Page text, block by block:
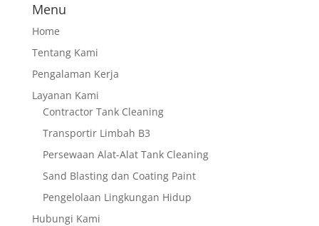
Menu
Home
Tentang Kami
Pengalaman Kerja
Layanan Kami
Contractor Tank Cleaning
Transportir Limbah B3
Persewaan Alat-Alat Tank Cleaning
Sand Blasting dan Coating Paint
Pengelolaan Lingkungan Hidup
Hubungi Kami